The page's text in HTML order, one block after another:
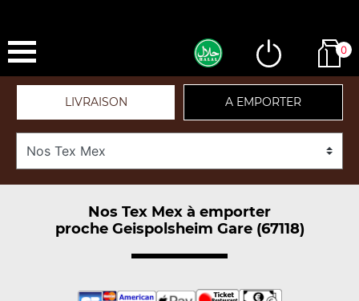
0
LIVRAISON A EMPORTER
Nos Tex Mex à emporter
proche Geispolsheim Gare (67118)